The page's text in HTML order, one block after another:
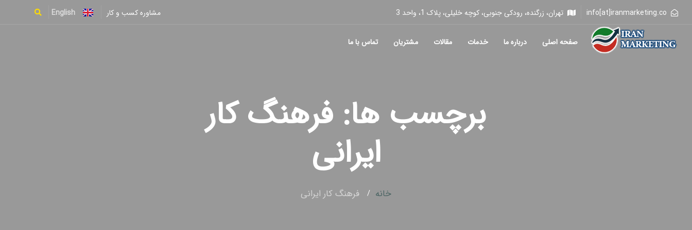
info[at]iranmarketing.co تهران، زرگنده، رودکی جنوبی، کوچه خلیلی، پلاک 1، واحد 3 مشاوره کسب و کار English
صفحه اصلی درباره ما خدمات مقالات مشتریان تماس با ما
برچسب ها: فرهنگ کار
ایرانی
خانه فرهنگ کار ایرانی